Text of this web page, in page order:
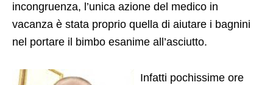
incongruenza, l’unica azione del medico in
vacanza è stata proprio quella di aiutare i bagnini
nel portare il bimbo esanime all’asciutto.
Infatti pochissime ore